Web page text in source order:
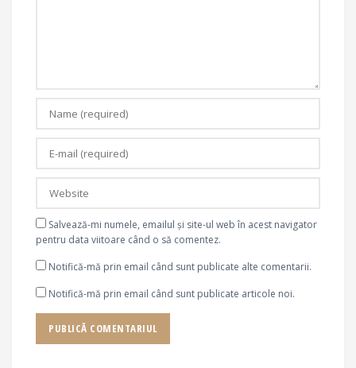
Salvează-mi numele, emailul și site-ul web în acest navigator
pentru data viitoare când o să comentez.
Notifică-mă prin email când sunt publicate alte comentarii.
Notifică-mă prin email când sunt publicate articole noi.